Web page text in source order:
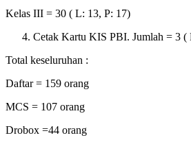
Kelas III = 30 ( L: 13, P: 17)
Cetak Kartu KIS PBI. Jumlah = 3 (
Total keseluruhan :
Daftar = 159 orang
MCS = 107 orang
Drobox =44 orang